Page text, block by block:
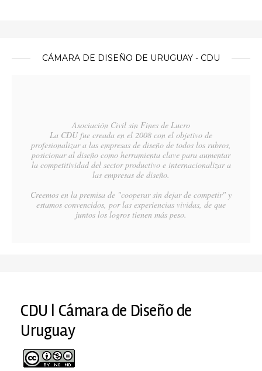
CÁMARA DE DISEÑO DE URUGUAY - CDU
Asociación Civil sin Fines de Lucro
La CDU fue creada en el 2008 con el objetivo de
profesionalizar a las empresas de diseño de todos los rubros,
posicionar al diseño como herramienta clave para aumentar
la competitividad del sector productivo e internacionalizar a
las empresas de diseño.
Creemos en la premisa de "cooperar sin dejar de competir" y
estamos convencidos, por las experiencias vividas, de que
juntos los logros tienen más peso.
CDU | Cámara de Diseño de
Uruguay